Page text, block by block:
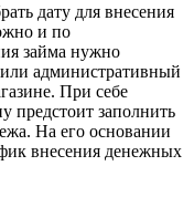
дату для внесения
и по
займа нужно
административный
При себе
предстоит заполнить
На его основании
внесения денежных